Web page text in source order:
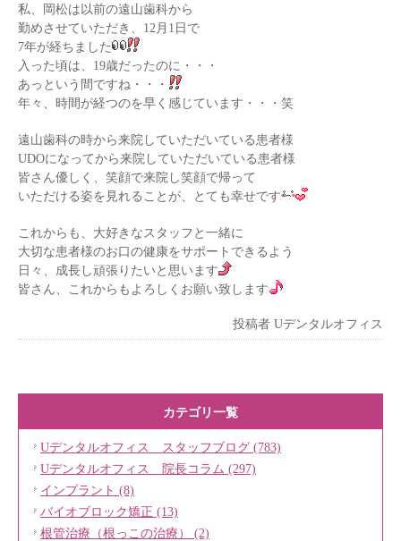
私、岡松は以前の遠山歯科から
勤めさせていただき、12月1日で
7年が経ちました
入った頃は、19歳だったのに・・・
あっという間ですね・・・
年々、時間が経つのを早く感じています・・・笑
遠山歯科の時から来院していただいている患者様
UDOになってから来院していただいている患者様
皆さん優しく、笑顔で来院し笑顔で帰って
いただける姿を見れることが、とても幸せです
これからも、大好きなスタッフと一緒に
大切な患者様のお口の健康をサポートできるよう
日々、成長し頑張りたいと思います
皆さん、これからもよろしくお願い致します
投稿者 Uデンタルオフィス
カテゴリ一覧
Uデンタルオフィス スタッフブログ (783)
Uデンタルオフィス 院長コラム (297)
インプラント (8)
バイオブロック矯正 (13)
根管治療（根っこの治療） (2)